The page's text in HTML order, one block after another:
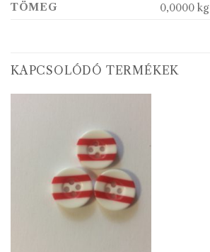
TÖMEG 0,0000 kg
KAPCSOLÓDÓ TERMÉKEK